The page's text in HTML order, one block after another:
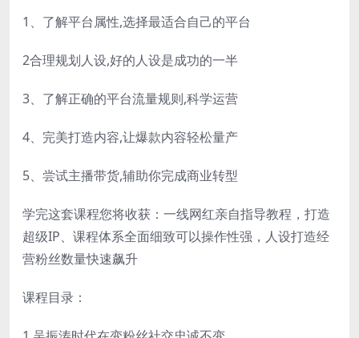
1、了解平台属性,选择最适合自己的平台
2合理规划人设,好的人设是成功的一半
3、了解正确的平台流量规则,科学运营
4、完美打造内容,让爆款内容轻松量产
5、尝试主播带货,辅助你完成商业转型
学完这套课程您将收获：一线网红亲自指导教程，打造
超级IP、课程体系全面细致可以操作性强，人设打造经
营粉丝数量快速飙升
课程目录：